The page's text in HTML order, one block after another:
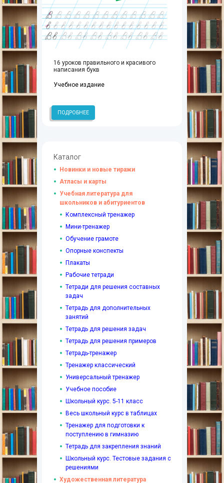
16 уроков правильного и красивого
написания букв
Учебное издание
ПОДРОБНЕЕ
Каталог
Новинки и новые тиражи
Атласы и карты
Учебная литература для
школьников и абитуриентов
Комплексный тренажер
Мини-тренажер
Обучение грамоте
Опорные конспекты
Плакаты
Рабочие тетради
Тетради для решения составных
задач
Тетрадь для дополнительных
занятий
Тетрадь для решения задач
Тетрадь для решения примеров
Тетрадь-тренажер
Тренажер классический
Универсальный тренажер
Учебное пособие
Школьный курс. 5-11 класс
Весь школьный курс в таблицах
Тренажер для подготовки к
поступлению в гимназию
Тетрадь для закрепления знаний
Школьный курс. Тестовые задания с
решениями
Художественная литература